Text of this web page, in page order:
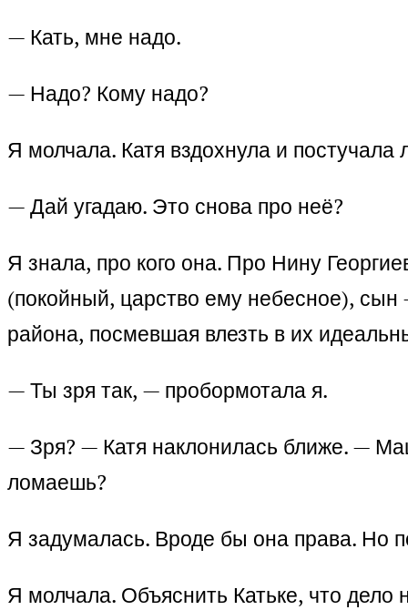
— Кать, мне надо.
— Надо? Кому надо?
Я молчала. Катя вздохнула и постучала
— Дай угадаю. Это снова про неё?
Я знала, про кого она. Про Нину
(покойный, царство ему небесное),
района, посмевшая влезть в их
— Ты зря так, — пробормотала я.
— Зря? — Катя наклонилась ближе. —
ломаешь?
Я задумалась. Вроде бы она права. Но
Я молчала. Объяснить Катьке, что